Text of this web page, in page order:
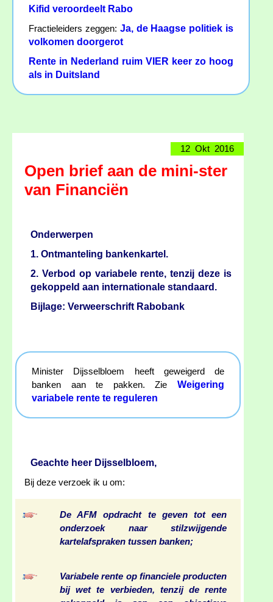
Kifid veroordeelt Rabo
Fractieleiders zeggen: Ja, de Haagse politiek is
volkomen doorgerot
Rente in Nederland ruim VIER keer zo hoog
als in Duitsland
12 Okt 2016
Open brief aan de mini-ster
van Financiën
Onderwerpen
1. Ontmanteling bankenkartel.
2. Verbod op variabele rente, tenzij deze is
gekoppeld aan internationale standaard.
Bijlage: Verweerschrift Rabobank
Minister Dijsselbloem heeft geweigerd de
banken aan te pakken. Zie Weigering
variabele rente te reguleren
Geachte heer Dijsselbloem,
Bij deze verzoek ik u om:
De AFM opdracht te geven tot een
onderzoek naar stilzwijgende
kartelafspraken tussen banken;
Variabele rente op financiele producten
bij wet te verbieden, tenzij de rente